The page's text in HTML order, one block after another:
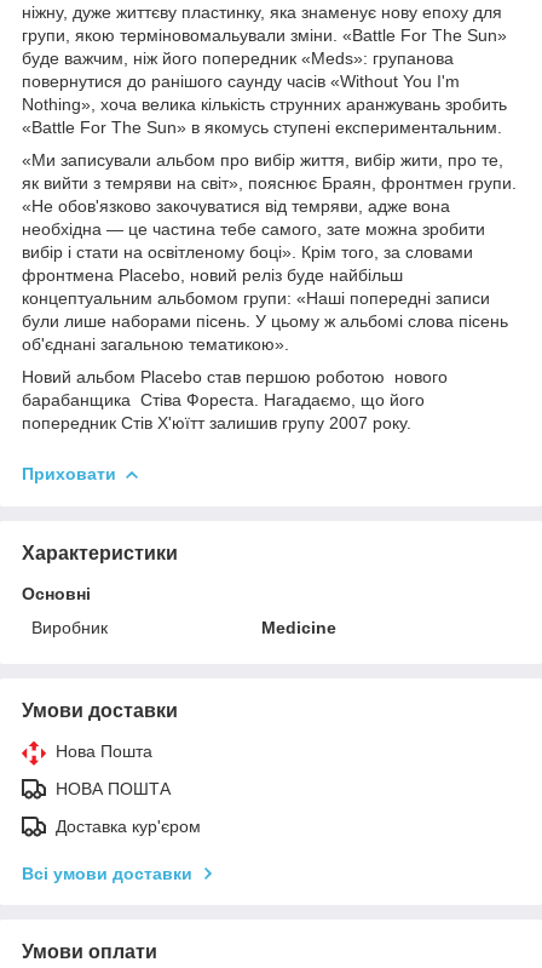
ніжну, дуже життєву пластинку, яка знаменує нову епоху для
групи, якою терміновомальували зміни. «Battle For The Sun»
буде важчим, ніж його попередник «Meds»: групанова
повернутися до ранішого саунду часів «Without You I'm
Nothing», хоча велика кількість струнних аранжувань зробить
«Battle For The Sun» в якомусь ступені експериментальним.
«Ми записували альбом про вибір життя, вибір жити, про те,
як вийти з темряви на світ», пояснює Браян, фронтмен групи.
«Не обов'язково закочуватися від темряви, адже вона
необхідна — це частина тебе самого, зате можна зробити
вибір і стати на освітленому боці». Крім того, за словами
фронтмена Placebo, новий реліз буде найбільш
концептуальним альбомом групи: «Наші попередні записи
були лише наборами пісень. У цьому ж альбомі слова пісень
об'єднані загальною тематикою».
Новий альбом Placebo став першою роботою нового
барабанщика Стіва Фореста. Нагадаємо, що його
попередник Стів Х'юїтт залишив групу 2007 року.
Приховати
Характеристики
Основні
Виробник
Medicine
Умови доставки
Нова Пошта
НОВА ПОШТА
Доставка кур'єром
Всі умови доставки
Умови оплати